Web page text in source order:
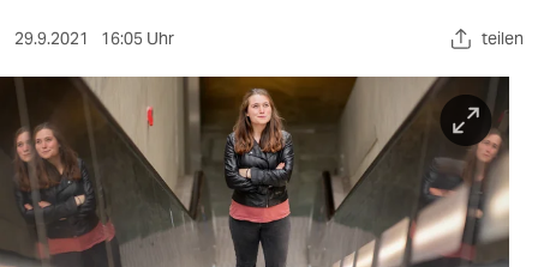
sport
berlin
nord
wahrheit
29.9.2021 16:05 Uhr teilen